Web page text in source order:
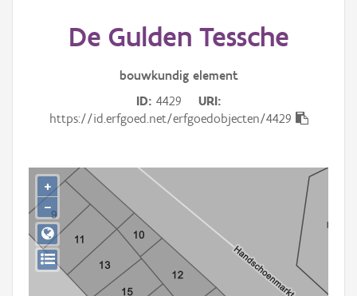
Gebeurtenis
Persoon of collectief
Downloads
De Gulden Tessche
bouwkundig element
ID 4429
URI
https://id.erfgoed.net/erfgoedobjecten/4429
+
−